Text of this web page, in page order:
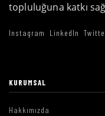
topluluğuna katkı
Instagram LinkedIn
KURUMSAL
Hakkımızda